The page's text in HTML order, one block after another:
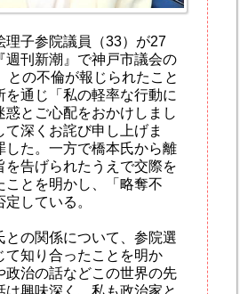
子参院議員（33）が27
週刊新潮』で神戸市議会の
との不倫が報じられたこと
を通じ「私の軽率な行動に
惑とご心配をおかけしまし
て深くお詫び申し上げま
した。一方で橋本氏から離
を告げられたうえで交際を
ことを明かし、「略奪不
している。
の関係について、参院選
て知り合ったことを明か
政治の話などこの世界の先
は興味深く、私も政治家と